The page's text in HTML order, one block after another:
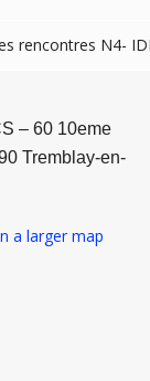
rencontres N4-
– 60 10eme
Tremblay-en-